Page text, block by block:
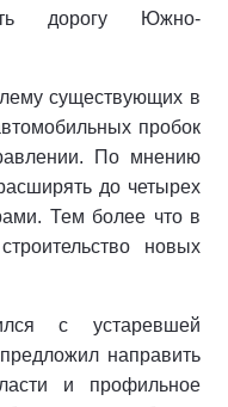
дорогу Южно-
существующих в
пробок
По мнению
до четырех
Тем более что в
новых
с устаревшей
направить
и профильное